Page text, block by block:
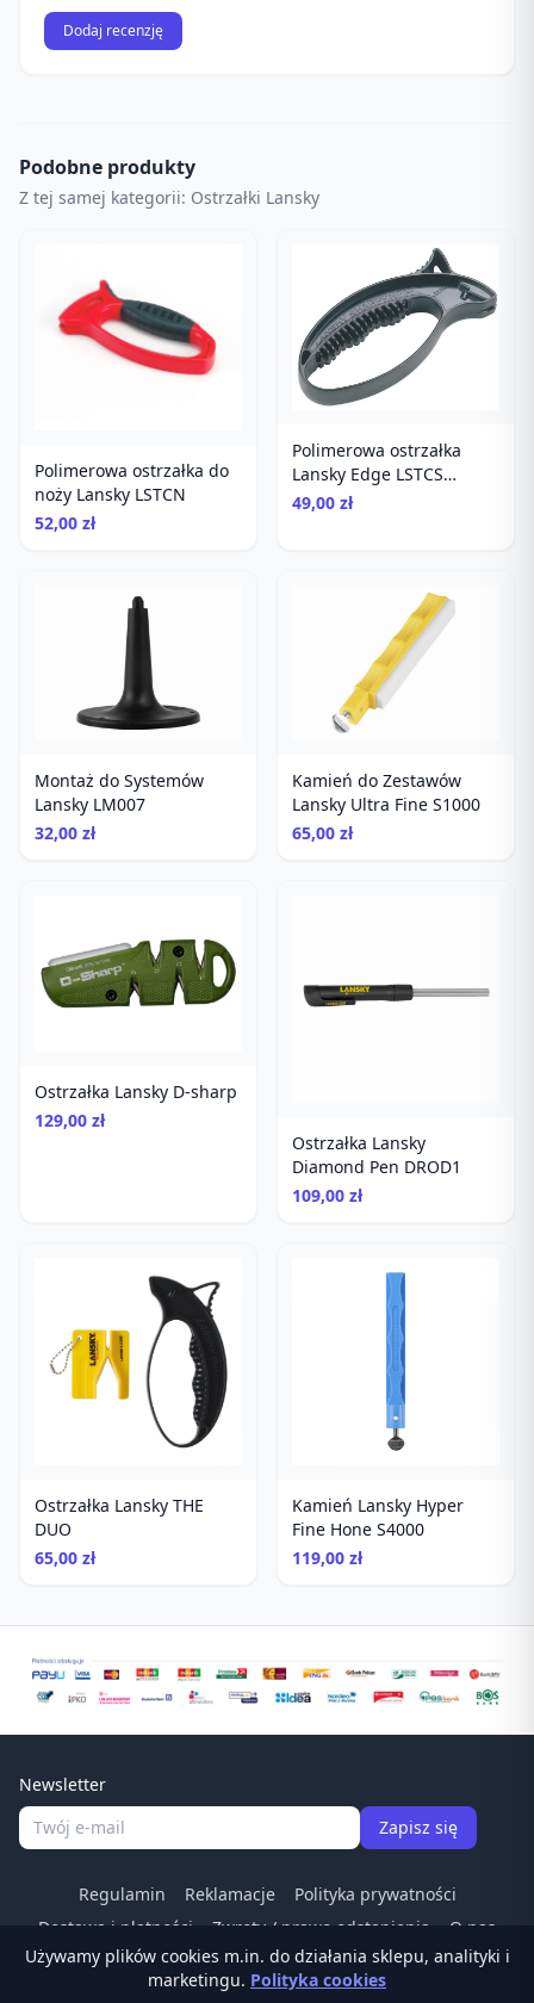
Dodaj recenzję
Podobne produkty
Z tej samej kategorii: Ostrzałki Lansky
Polimerowa ostrzałka do
noży Lansky LSTCN
52,00 zł
Polimerowa ostrzałka
Lansky Edge LSTCS
czarna
49,00 zł
Montaż do Systemów
Lansky LM007
32,00 zł
Kamień do Zestawów
Lansky Ultra Fine S1000
65,00 zł
Ostrzałka Lansky D-sharp
129,00 zł
Ostrzałka Lansky
Diamond Pen DROD1
109,00 zł
Ostrzałka Lansky THE
DUO
65,00 zł
Kamień Lansky Hyper
Fine Hone S4000
119,00 zł
Newsletter
Zapisz się
Regulamin Reklamacje
Polityka prywatności
Dostawa i płatności
Zwroty / prawo odstapienia
O nas
Kontakt
Odstąp od umowy
Używamy plików cookies m.in. do działania sklepu, analityki i
marketingu. Polityka cookies